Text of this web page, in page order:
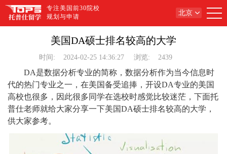
专注美国前30院校
规划与申请
北京
美国DA硕士排名较高的大学
时间: 2024-02-25 14:36:27 浏览: 2439
DA是数据分析专业的简称，数据分析作为当今信息时
代的热门专业之一，在美国备受追捧，开设DA专业的美国
高校也很多，因此很多同学在选校时感觉比较迷茫，下面托
普仕老师就给大家分享一下美国DA硕士排名较高的大学，
供大家参考。